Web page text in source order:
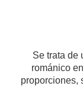
Se trata de
románico
proporciones,